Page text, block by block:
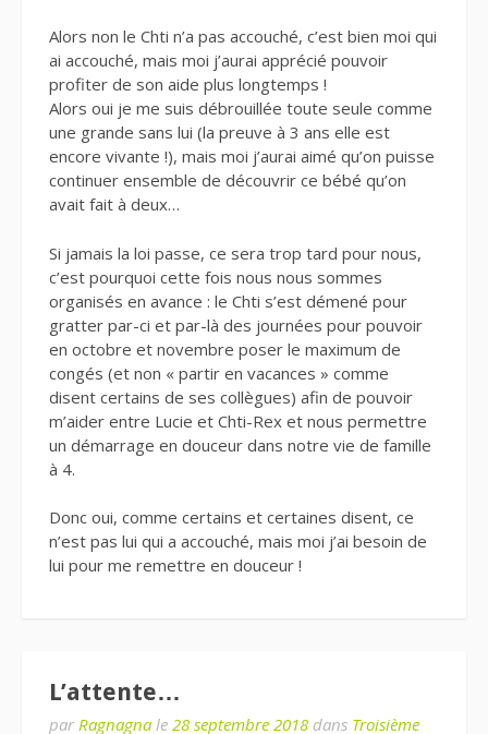
Alors non le Chti n’a pas accouché, c’est bien moi qui
ai accouché, mais moi j’aurai apprécié pouvoir
profiter de son aide plus longtemps !
Alors oui je me suis débrouillée toute seule comme
une grande sans lui (la preuve à 3 ans elle est
encore vivante !), mais moi j’aurai aimé qu’on puisse
continuer ensemble de découvrir ce bébé qu’on
avait fait à deux…
Si jamais la loi passe, ce sera trop tard pour nous,
c’est pourquoi cette fois nous nous sommes
organisés en avance : le Chti s’est démené pour
gratter par-ci et par-là des journées pour pouvoir
en octobre et novembre poser le maximum de
congés (et non « partir en vacances » comme
disent certains de ses collègues) afin de pouvoir
m’aider entre Lucie et Chti-Rex et nous permettre
un démarrage en douceur dans notre vie de famille
à 4.
Donc oui, comme certains et certaines disent, ce
n’est pas lui qui a accouché, mais moi j’ai besoin de
lui pour me remettre en douceur !
L’attente…
par Ragnagna le 28 septembre 2018 dans Troisième